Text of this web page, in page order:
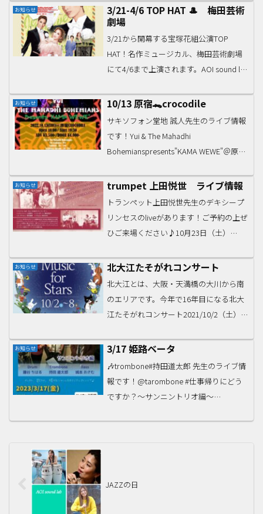
2022年 5月 6日 (金曜日)場所【大阪市中央
区北浜三丁目2-1...
お知らせ
3/21-4/6 TOP HAT 🎩 梅田芸術
劇場
3/21から開幕する宝塚花組公演TOP
HAT！名作ミュージカル、梅田芸術劇場
にて4/6まで上演されます。AOI sound lab
しています〜！！豪華な生演奏で、舞台
の醍醐味をお楽しみください！
お知らせ 10/13 原宿🐊crocodile
サキソフォン堂地 誠人先生のライブ情報
です！Yui & The Mahadhi
Bohemianspresents"KAMA WEWE"＠原宿
18:00 / Start 19:30前売3500...
お知らせ trumpet 上田悦世 ライブ情報
トランペット上田悦世先生のデキシープ
リンセスのliveがあります！ご予約の上ぜ
ひご来場ください♪10月23日（土）
（全席指定）女性だけのデキシーラン
ド・ジャズバンドデキシー・プリンセス
バンジョー＆ボ...
お知らせ 北大江たそがれコンサート
北大江とは、大阪・天満橋の大川から南
のエリアです。今年で16年目になる北大
江たそがれコンサート2021/10/2（土）〜
弓は、ヴァイオリンと歌の伴奏でピアノ
弾いたり。音の学校企画で俳優・一木美
貴子さん...
お知らせ 3/17 姫路ベータ
🎶trombone#持田道太郎 先生のライブ情
報です！@tarombone #仕事帰りにどう
ですか？〜サンニントリオ編〜
JAZZの日